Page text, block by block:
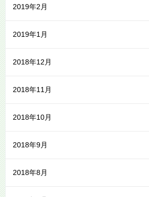
2019年2月
2019年1月
2018年12月
2018年11月
2018年10月
2018年9月
2018年8月